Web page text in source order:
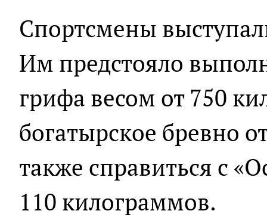
Спортсмены
Им предстояло
грифа весом от 750
богатырское бревно
также справиться с
110 килограммов.